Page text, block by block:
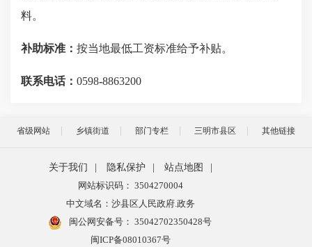
料。
补助标准： 按当地最低工资标准给予补贴。
联系电话： 0598-8863200
省级网站 乡镇街道 部门专栏 三明市县区 其他链接
关于我们 隐私保护 站点地图
网站标识码： 3504270004
中文域名：沙县区人民政府.政务
闽公网安备号： 35042702350428号
闽ICP备08010367号